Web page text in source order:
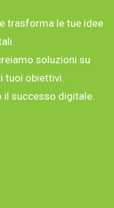
trasforma le tue idee
soluzioni su
tuoi obiettivi.
il successo digitale.